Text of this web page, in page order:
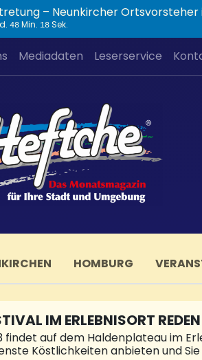
– Neunkircher Ortsvorsteher
48 Min. 19 Sek.
Mediadaten Leserservice
HOMBURG
IM ERLEBNISORT REDEN
findet auf dem Haldenplateau im
Köstlichkeiten anbieten und